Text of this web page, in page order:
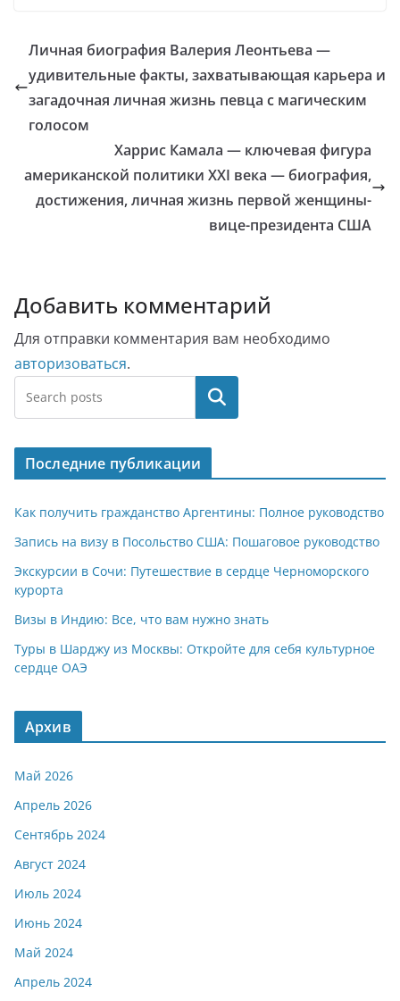
Личная биография Валерия Леонтьева —
удивительные факты, захватывающая карьера и
загадочная личная жизнь певца с магическим
голосом
Харрис Камала — ключевая фигура
американской политики XXI века — биография,
достижения, личная жизнь первой женщины-
вице-президента США
Добавить комментарий
Для отправки комментария вам необходимо
авторизоваться.
Поиск
Последние публикации
Как получить гражданство Аргентины: Полное руководство
Запись на визу в Посольство США: Пошаговое руководство
Экскурсии в Сочи: Путешествие в сердце Черноморского
курорта
Визы в Индию: Все, что вам нужно знать
Туры в Шарджу из Москвы: Откройте для себя культурное
сердце ОАЭ
Архив
Май 2026
Апрель 2026
Сентябрь 2024
Август 2024
Июль 2024
Июнь 2024
Май 2024
Апрель 2024